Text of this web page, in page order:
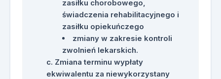
zasiłku chorobowego,
świadczenia rehabilitacyjnego i
zasiłku opiekuńczego
zmiany w zakresie kontroli
zwolnień lekarskich.
Zmiana terminu wypłaty
ekwiwalentu za niewykorzystany